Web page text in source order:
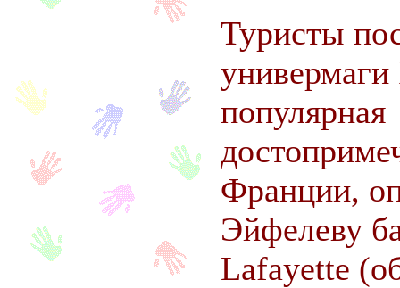
Туристы
популярная
Франции,
Эйфелеву
Lafayette